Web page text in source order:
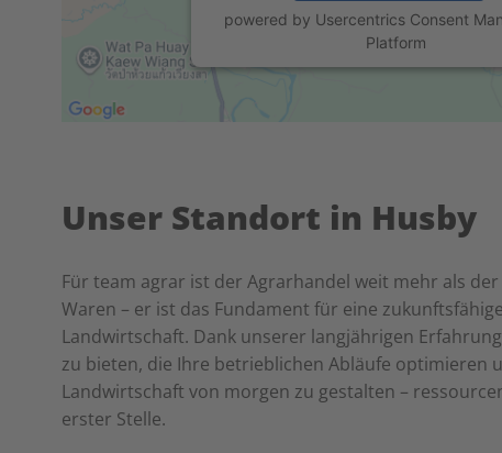
powered by Usercentrics Consent
Platform
Unser Standort in Husby
Für team agrar ist der Agrarhandel weit mehr als
Waren – er ist das Fundament für eine
Landwirtschaft. Dank unserer langjährigen
zu bieten, die Ihre betrieblichen Abläufe optimieren
Landwirtschaft von morgen zu gestalten –
erster Stelle.